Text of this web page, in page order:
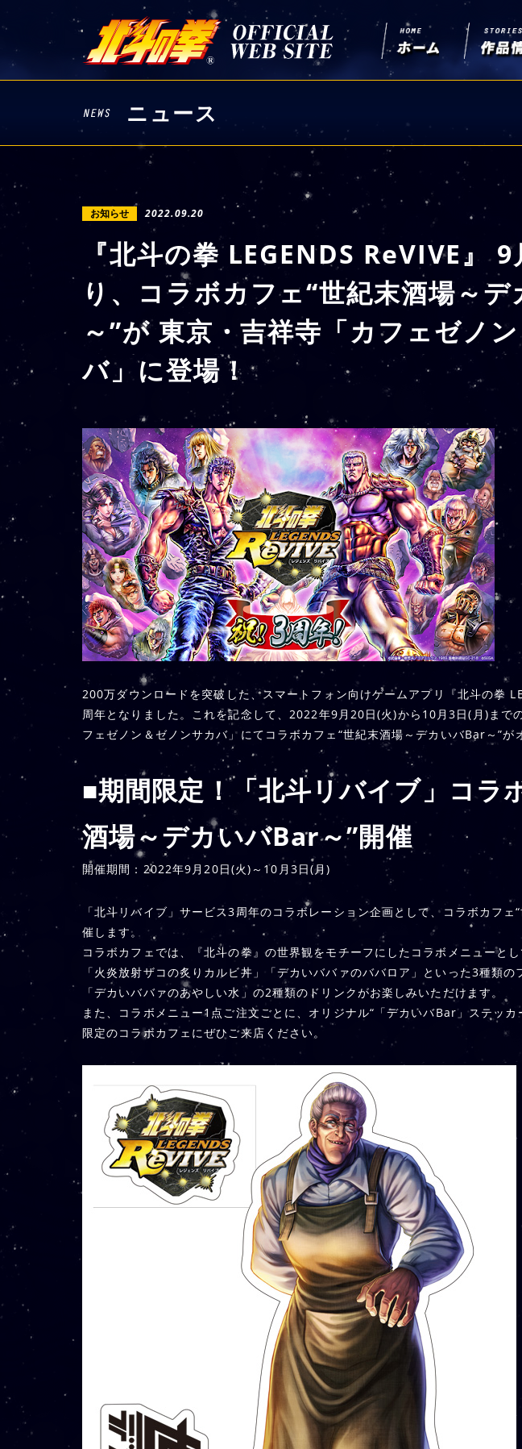
ニュース
お知らせ 2022.09.20
『北斗の拳 LEGENDS ReVIVE』
り、コラボカフェ“世紀末酒場～
～”が 東京・吉祥寺「カフェゼノ
バ」に登場！
200万ダウンロードを突破した、スマートフォン向けゲームアプリ『北斗の拳
周年となりました。これを記念して、2022年9月20日(火)から10月3日(月)まで
フェゼノン＆ゼノンサカバ」にてコラボカフェ“世紀末酒場～デカいバBar～”が
■期間限定！「北斗リバイブ」コラ
酒場～デカいバBar～”開催
開催期間：2022年9月20日(火)～10月3日(月)
「北斗リバイブ」サービス3周年のコラボレーション企画として、コラボカフ
催します。
コラボカフェでは、『北斗の拳』の世界観をモチーフにしたコラボメニューと
「火炎放射ザコの炙りカルビ丼」「デカいババァのババロア」といった3種類の
「デカいババァのあやしい水」の2種類のドリンクがお楽しみいただけます。
また、コラボメニュー1点ご注文ごとに、オリジナル“「デカいバBar」ステッ
限定のコラボカフェにぜひご来店ください。